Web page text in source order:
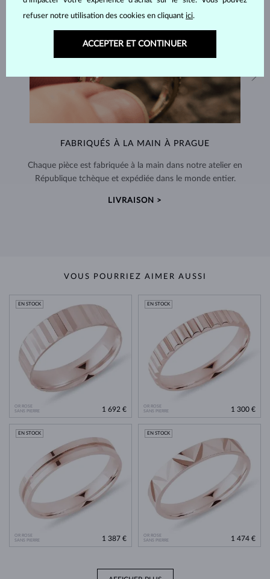
FABRIQUÉS À LA MAIN À PRAGUE
Chaque pièce est fabriquée à la main dans notre atelier en
République tchèque et expédiée dans le monde entier.
LIVRAISON >
VOUS POURRIEZ AIMER AUSSI
OR ROSE
SANS PIERRE
EN STOCK
1 692 €
OR ROSE
SANS PIERRE
EN STOCK
1 300 €
OR ROSE
SANS PIERRE
EN STOCK
1 387 €
OR ROSE
SANS PIERRE
EN STOCK
1 474 €
refuser notre utilisation des cookies en cliquant ici.
ACCEPTER ET CONTINUER